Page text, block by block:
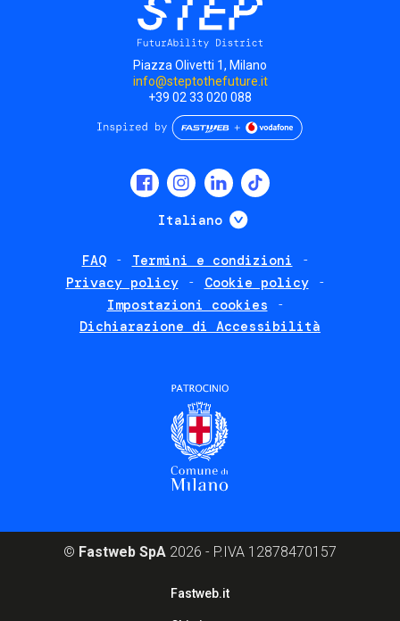
Piazza Olivetti 1, Milano
info@steptothefuture.it
+39 02 33 020 088
Italiano Mostra ulteriori
FAQ
Termini e condizioni
Privacy policy
Cookie policy
Impostazioni cookies
Dichiarazione di Accessibilità
© Fastweb SpA 2026 - P.IVA 12878470157
Fastweb.it